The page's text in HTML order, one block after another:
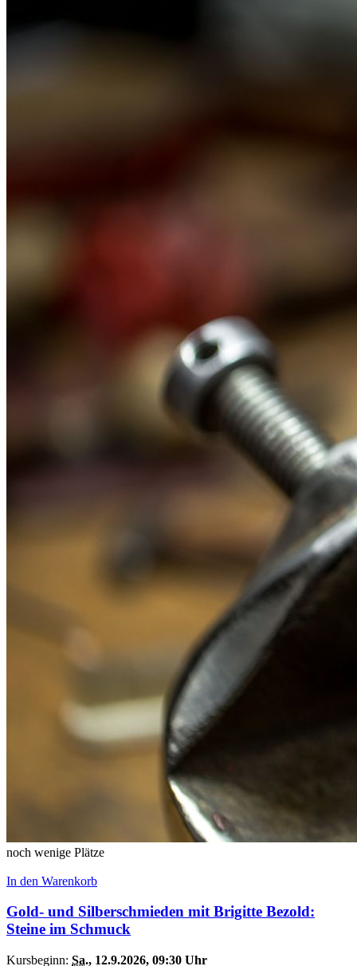
noch wenige Plätze
In den Warenkorb
Gold- und Silberschmieden mit Brigitte Bezold:
Steine im Schmuck
Kursbeginn: Sa., 12.9.2026, 09:30 Uhr